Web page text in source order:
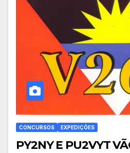
CONCURSOS EXPEDIÇÕES
PY2NY E PU2VYT